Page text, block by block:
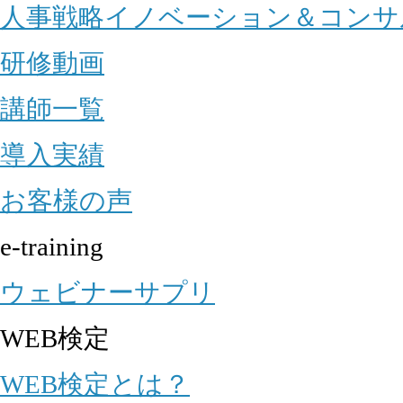
人事戦略イノベーション＆コン
研修動画
講師一覧
導入実績
お客様の声
e-training
ウェビナーサプリ
WEB検定
WEB検定とは？